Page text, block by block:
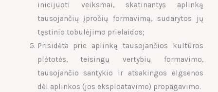
inicijuoti veiksmai, skatinantys aplinką
tausojančių įpročių formavimą, sudarytos jų
tęstinio tobulėjimo prielaidos;
Prisidėta prie aplinką tausojančios kultūros
plėtotės, teisingų vertybių formavimo,
tausojančio santykio ir atsakingos elgsenos
dėl aplinkos (jos eksploatavimo) propagavimo.